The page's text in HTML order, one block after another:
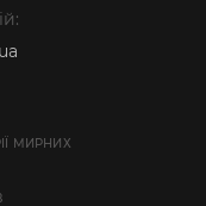
МИРНИХ